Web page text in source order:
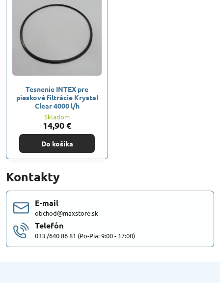
Tesnenie INTEX pre
pieskové filtrácie Krystal
Clear 4000 l/h
Skladom
14,90 €
Do košíka
Kontakty
E-mail
obchod@maxstore.sk
Telefón
033 /640 86 81 (Po-Pia: 9:00 - 17:00)